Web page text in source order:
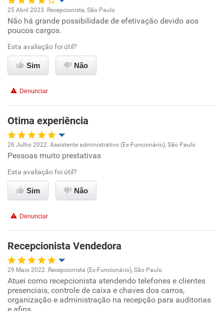
Não recomenda a diretoria
Oportunidade de promoção
Ambiente de trabalho
Conciliação com a vida familiar
Recomenda esta empresa
Recomenda a diretoria
25 Abril 2023. Recepcionista, São Paulo
Não há grande possibilidade de efetivação devido aos
poucos cargos.
Esta avaliação foi útil?
Sim Não
Denunciar
Otima experiência
Oportunidade de promoção
Ambiente de trabalho
Benefícios
Recomenda esta empresa
Recomenda a diretoria
26 Julho 2022. Assistente administrativo (Ex-Funcionário), São Paulo
Pessoas muito prestativas
Esta avaliação foi útil?
Sim Não
Denunciar
Recepcionista Vendedora
Oportunidade de promoção
Ambiente de trabalho
29 Maio 2022. Recepcionista (Ex-Funcionário), São Paulo
Atuei como recepcionista atendendo telefones e clientes
presenciais, controle de caixa e chaves dos carros,
organização e administração na recepção para auditorias